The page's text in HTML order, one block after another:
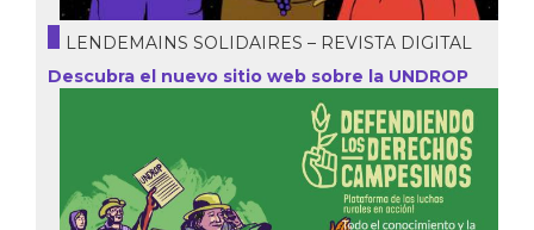
LENDEMAINS SOLIDAIRES – REVISTA DIGITAL
Descubra el nuevo sitio web sobre la UNDROP